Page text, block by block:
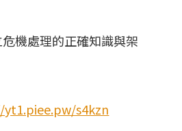
機處理的正確知識與架
s4kzn